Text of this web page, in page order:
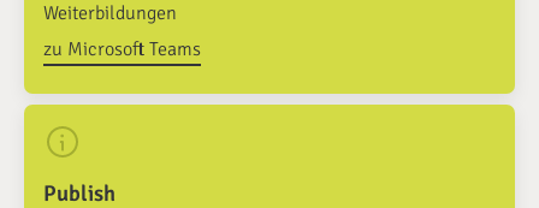
Weiterbildungen
zu Microsoft Teams
Publish